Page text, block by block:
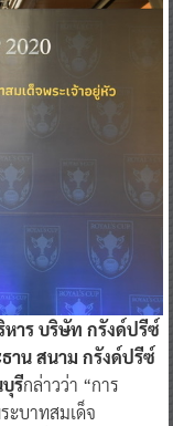
หาร บริษัท กรังด์ปรีซ์
าน สนาม กรังด์ปรีซ์
รีกล่าวว่า “การ
ะบาทสมเด็จ